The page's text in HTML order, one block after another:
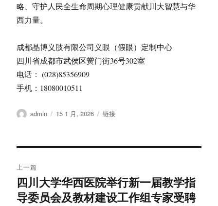
略、守护人民全生命周期心理健康贡献川大智慧与华
西力量。
成都晶博义肢有限公司义眼（假眼）定制中心
四川省成都市武侯区黉门街36号302室
电话： (028)85356909
手机：18080010511
作
admin
发
15 1 月, 2026
格
链接
章
导
上一篇
上
篇
四川大学华西医院举行新一届教学指
导委员会及教材建设工作组专家受聘